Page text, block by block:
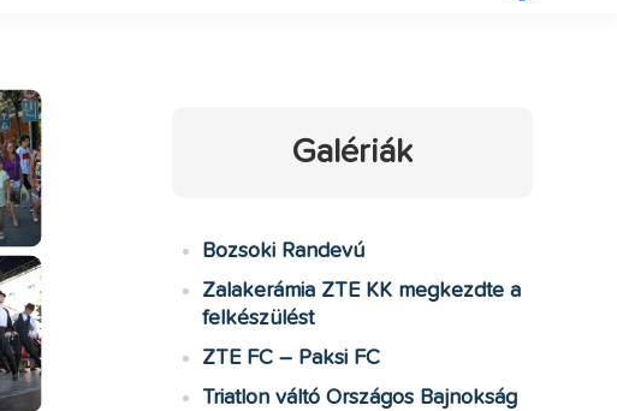
Galériák
Bozsoki Randevú
Zalakerámia ZTE KK megkezdte a
felkészülést
ZTE FC – Paksi FC
Triatlon váltó Országos Bajnokság